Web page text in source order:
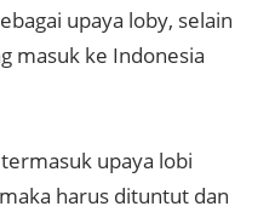
upaya loby, selain
masuk ke Indonesia
upaya lobi
harus dituntut dan